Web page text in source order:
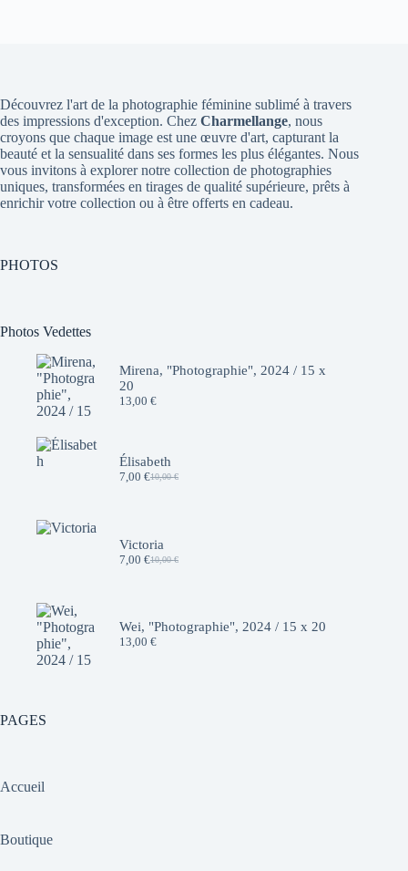
Découvrez l'art de la photographie féminine sublimé à travers
des impressions d'exception. Chez Charmellange, nous
croyons que chaque image est une œuvre d'art, capturant la
beauté et la sensualité dans ses formes les plus élégantes. Nous
vous invitons à explorer notre collection de photographies
uniques, transformées en tirages de qualité supérieure, prêts à
enrichir votre collection ou à être offerts en cadeau.
PHOTOS
Photos Vedettes
Mirena, "Photographie", 2024 / 15 x
20
13,00 €
Élisabeth
10,00€
Le
10,00 €.
7,00 €Le
7,00 €.
Victoria
10,00€
Le
10,00 €.
7,00 €Le
7,00 €.
Wei, "Photographie", 2024 / 15 x 20
13,00 €
PAGES
Accueil
Boutique